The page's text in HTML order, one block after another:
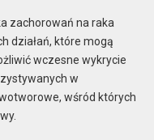
zachorowań na raka
działań, które mogą
wczesne wykrycie
w
wśród których